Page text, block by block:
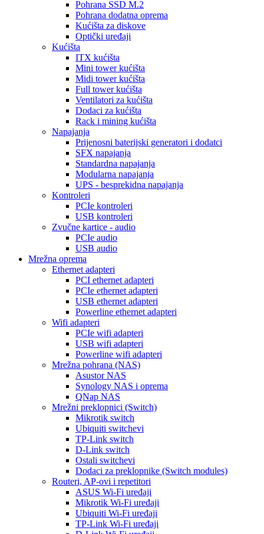
Pohrana SSD M.2
Pohrana dodatna oprema
Kućišta za diskove
Optički uređaji
Kućišta
ITX kućišta
Mini tower kućišta
Midi tower kućišta
Full tower kućišta
Ventilatori za kućišta
Dodaci za kućišta
Rack i mining kućišta
Napajanja
Prijenosni baterijski generatori i dodatci
SFX napajanja
Standardna napajanja
Modularna napajanja
UPS - besprekidna napajanja
Kontroleri
PCIe kontroleri
USB kontroleri
Zvučne kartice - audio
PCIe audio
USB audio
Mrežna oprema
Ethernet adapteri
PCI ethernet adapteri
PCIe ethernet adapteri
USB ethernet adapteri
Powerline ethernet adapteri
Wifi adapteri
PCIe wifi adapteri
USB wifi adapteri
Powerline wifi adapteri
Mrežna pohrana (NAS)
Asustor NAS
Synology NAS i oprema
QNap NAS
Mrežni preklopnici (Switch)
Mikrotik switch
Ubiquiti switchevi
TP-Link switch
D-Link switch
Ostali switchevi
Dodaci za preklopnike (Switch modules)
Routeri, AP-ovi i repetitori
ASUS Wi-Fi uređaji
Mikrotik Wi-Fi uređaji
Ubiquiti Wi-Fi uređaji
TP-Link Wi-Fi uređaji